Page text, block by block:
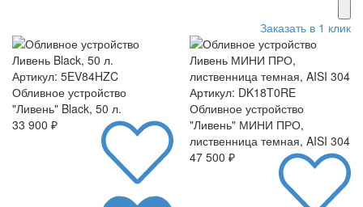
Заказать в 1 клик
Артикул: 5EV84HZC
Обливное устройство
"Ливень" Black, 50 л.
33 900 ₽
Артикул: DK18T0RE
Обливное устройство
"Ливень" МИНИ ПРО,
лиственница темная, AISI 304
47 500 ₽